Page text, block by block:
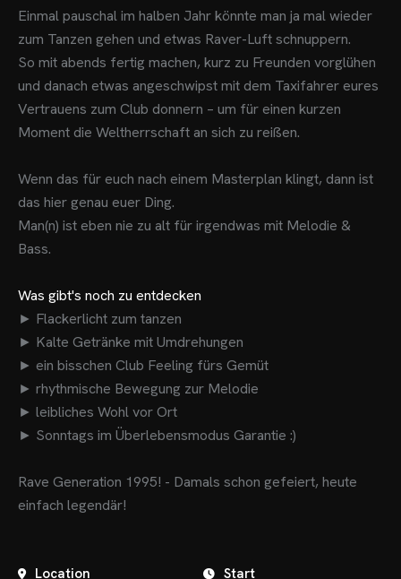
Einmal pauschal im halben Jahr könnte man ja mal wieder
zum Tanzen gehen und etwas Raver-Luft schnuppern.
So mit abends fertig machen, kurz zu Freunden vorglühen
und danach etwas angeschwipst mit dem Taxifahrer eures
Vertrauens zum Club donnern – um für einen kurzen
Moment die Weltherrschaft an sich zu reißen.
Wenn das für euch nach einem Masterplan klingt, dann ist
das hier genau euer Ding.
Man(n) ist eben nie zu alt für irgendwas mit Melodie &
Bass.
Was gibt's noch zu entdecken
► Flackerlicht zum tanzen
► Kalte Getränke mit Umdrehungen
► ein bisschen Club Feeling fürs Gemüt
► rhythmische Bewegung zur Melodie
► leibliches Wohl vor Ort
► Sonntags im Überlebensmodus Garantie :)
Rave Generation 1995! - Damals schon gefeiert, heute
einfach legendär!
Location Start